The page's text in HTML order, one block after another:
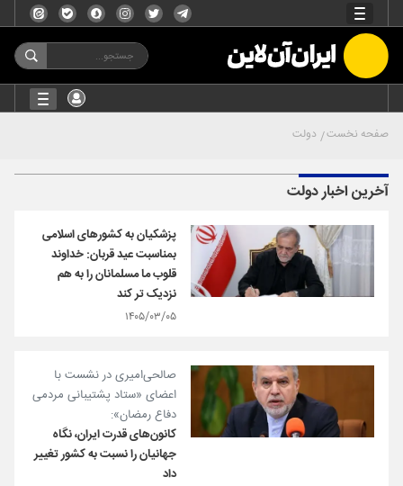
صفحه نخست دولت
آخرین اخبار دولت
پزشکیان به کشورهای اسلامی
بمناسبت عید قربان: خداوند
قلوب ما مسلمانان را به هم
نزدیک تر کند
۱۴۰۵/۰۳/۰۵
صالحی‌امیری در نشست با
اعضای «ستاد پشتیبانی مردمی
دفاع رمضان»:
کانون‌های قدرت ایران، نگاه
جهانیان را نسبت به کشور تغییر
داد